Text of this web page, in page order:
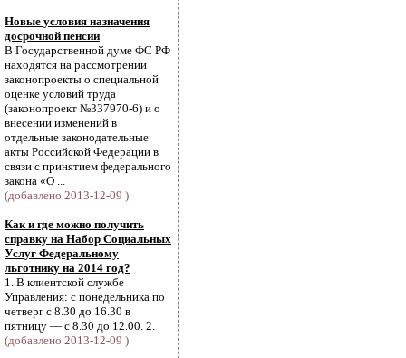
Новые условия назначения
досрочной пенсии
В Государственной думе ФС РФ
находятся на рассмотрении
законопроекты о специальной
оценке условий труда
(законопроект №337970-6) и о
внесении изменений в
отдельные законодательные
акты Российской Федерации в
связи с принятием федерального
закона «О ...
(добавлено 2013-12-09 )
Как и где можно получить
справку на Набор Социальных
Услуг Федеральному
льготнику на 2014 год?
1. В клиентской службе
Управления: с понедельника по
четверг с 8.30 до 16.30 в
пятницу — с 8.30 до 12.00. 2.
(добавлено 2013-12-09 )